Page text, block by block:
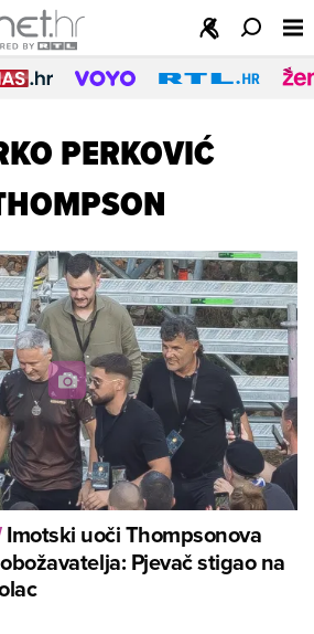
PERKOVIĆ
Imotski uoči Thompsonova
Pjevač stigao na